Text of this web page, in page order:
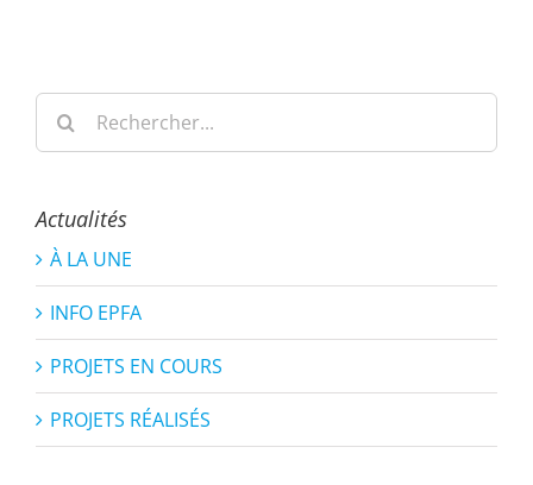
Rechercher:
Actualités
À LA UNE
INFO EPFA
PROJETS EN COURS
PROJETS RÉALISÉS